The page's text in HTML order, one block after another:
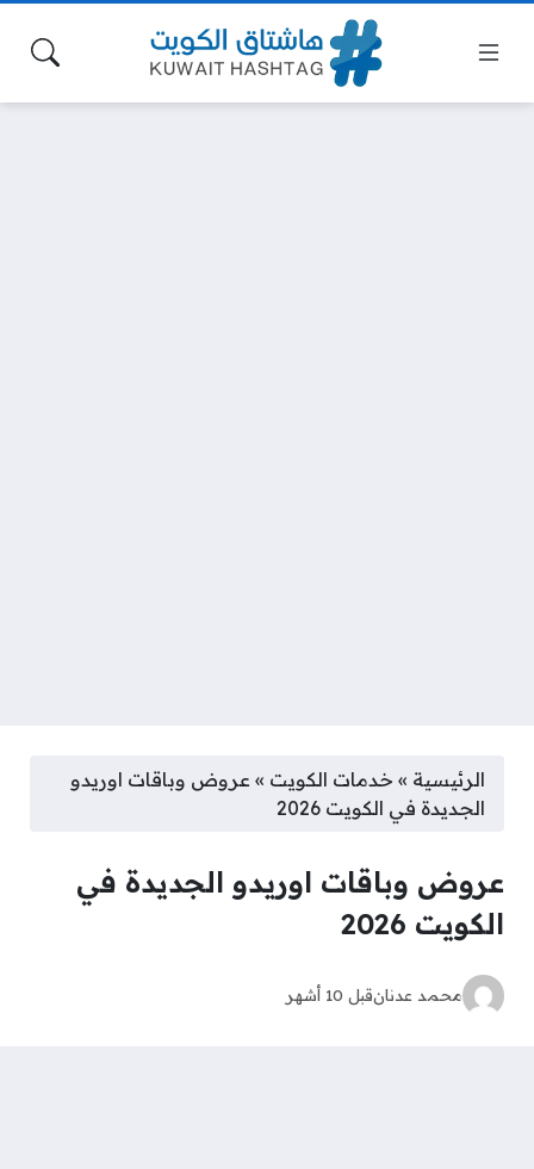
الرئيسية » خدمات الكويت » عروض وباقات اوريدو
الجديدة في الكويت 2026
عروض وباقات اوريدو الجديدة في
الكويت 2026
محمد عدنانقبل 10 أشهر